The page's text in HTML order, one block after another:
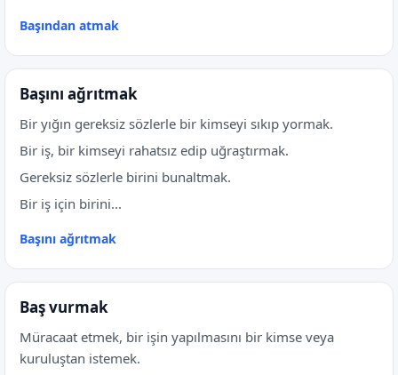
Başından atmak
Başını ağrıtmak
Bir yığın gereksiz sözlerle bir kimseyi sıkıp yormak.
Bir iş, bir kimseyi rahatsız edip uğraştırmak.
Gereksiz sözlerle birini bunaltmak.
Bir iş için birini...
Başını ağrıtmak
Baş vurmak
Müracaat etmek, bir işin yapılmasını bir kimse veya
kuruluştan istemek.